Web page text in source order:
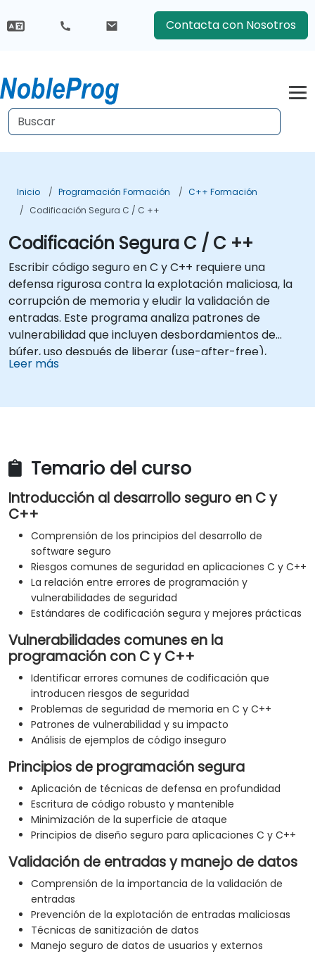
Contacta con Nosotros
Inicio Programación Formación
C++ Formación
Codificación Segura C / C ++
Codificación Segura C / C ++
Escribir código seguro en C y C++ requiere una
defensa rigurosa contra la explotación maliciosa, la
corrupción de memoria y eludir la validación de
entradas. Este programa analiza patrones de
vulnerabilidad que incluyen desbordamientos de
búfer, uso después de liberar (use-after-free),
desbordamientos enteros y confusión de tipos. Los
Leer más
Temario del curso
Introducción al desarrollo seguro en C y
C++
Comprensión de los principios del desarrollo de
software seguro
Riesgos comunes de seguridad en aplicaciones C y C++
La relación entre errores de programación y
vulnerabilidades de seguridad
Estándares de codificación segura y mejores prácticas
Vulnerabilidades comunes en la
programación con C y C++
Identificar errores comunes de codificación que
introducen riesgos de seguridad
Problemas de seguridad de memoria en C y C++
Patrones de vulnerabilidad y su impacto
Análisis de ejemplos de código inseguro
Principios de programación segura
Aplicación de técnicas de defensa en profundidad
Escritura de código robusto y mantenible
Minimización de la superficie de ataque
Principios de diseño seguro para aplicaciones C y C++
Validación de entradas y manejo de datos
Comprensión de la importancia de la validación de
entradas
Prevención de la explotación de entradas maliciosas
Técnicas de sanitización de datos
Manejo seguro de datos de usuarios y externos